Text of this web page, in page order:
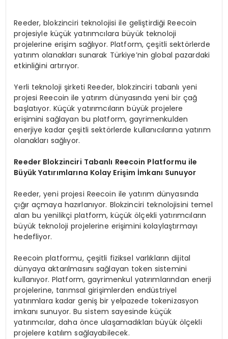
Reeder, blokzinciri teknolojisi ile geliştirdiği Reecoin
projesiyle küçük yatırımcılara büyük teknoloji
projelerine erişim sağlıyor. Platform, çeşitli sektörlerde
yatırım olanakları sunarak Türkiye’nin global pazardaki
etkinliğini artırıyor.
Yerli teknoloji şirketi Reeder, blokzinciri tabanlı yeni
projesi Reecoin ile yatırım dünyasında yeni bir çağ
başlatıyor. Küçük yatırımcıların büyük projelere
erişimini sağlayan bu platform, gayrimenkulden
enerjiye kadar çeşitli sektörlerde kullanıcılarına yatırım
olanakları sağlıyor.
Reeder Blokzinciri Tabanlı Reecoin Platformu ile
Büyük Yatırımlarına Kolay Erişim İmkanı Sunuyor
Reeder, yeni projesi Reecoin ile yatırım dünyasında
çığır açmaya hazırlanıyor. Blokzinciri teknolojisini temel
alan bu yenilikçi platform, küçük ölçekli yatırımcıların
büyük teknoloji projelerine erişimini kolaylaştırmayı
hedefliyor.
Reecoin platformu, çeşitli fiziksel varlıkların dijital
dünyaya aktarılmasını sağlayan token sistemini
kullanıyor. Platform, gayrimenkul yatırımlarından enerji
projelerine, tarımsal girişimlerden endüstriyel
yatırımlara kadar geniş bir yelpazede tokenizasyon
imkanı sunuyor. Bu sistem sayesinde küçük
yatırımcılar, daha önce ulaşamadıkları büyük ölçekli
projelere katılım sağlayabilecek.